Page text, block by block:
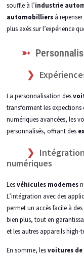
souffle à l’industrie
automobilliersà repenser
plus axés sur l’expérience
La personnalisation des
transforment les expections
numériques avancées, les
personnalisés, offrant des
numériques
Lesvéhicules modernes
L’intégration avec des
permet un accès facile à
bien plus, tout en
et les autres appareils high-
En somme, lesvoitures de